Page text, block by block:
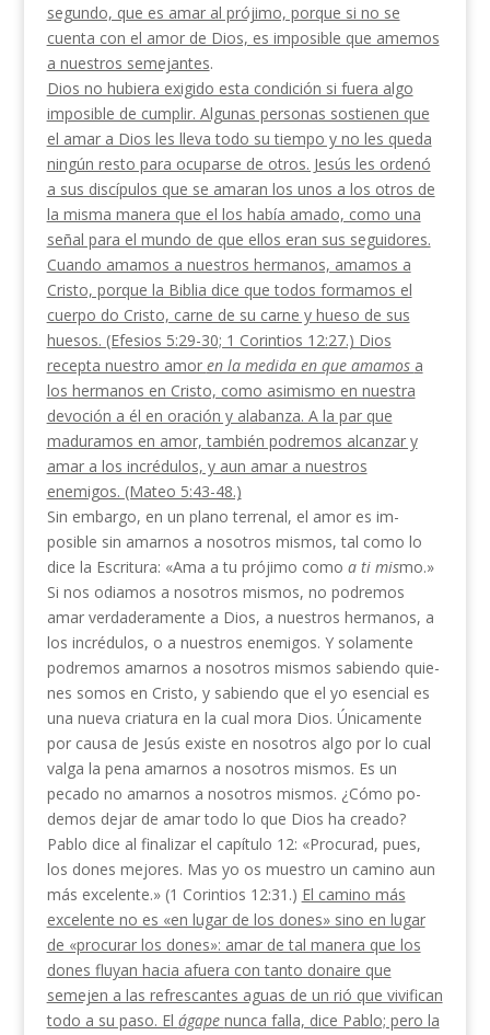
segundo, que es amar al prójimo, porque si no se
cuenta con el amor de Dios, es imposible que amemos
a nuestros semejantes.
Dios no hubiera exigido esta condición si fuera algo
imposible de cumplir. Algunas personas sostienen que
el amar a Dios les lleva todo su tiempo y no les queda
ningún resto para ocuparse de otros. Jesús les ordenó
a sus discípulos que se amaran los unos a los otros de
la misma manera que el los había ama­do, como una
señal para el mundo de que ellos eran sus seguidores.
Cuando amamos a nuestros hermanos, amamos a
Cristo, porque la Biblia dice que todos formamos el
cuerpo do Cristo, carne de su carne y hueso de sus
huesos. (Efesios 5:29-30; 1 Corintios 12:27.) Dios
recepta nuestro amor en la medida en que amamos a
los hermanos en Cristo, como asimismo en nuestra
devoción a él en oración y alabanza. A la par que
maduramos en amor, también podremos al­canzar y
amar a los incrédulos, y aun amar a nuestros
enemigos. (Mateo 5:43-48.)
Sin embargo, en un plano terrenal, el amor es im­
posible sin amarnos a nosotros mismos, tal como lo
dice la Escritura: «Ama a tu prójimo como a ti mis­mo.»
Si nos odiamos a nosotros mismos, no podremos
amar verdaderamente a Dios, a nuestros hermanos, a
los incrédulos, o a nuestros enemigos. Y solamente
podremos amarnos a nosotros mismos sabiendo quie­
nes somos en Cristo, y sabiendo que el yo esencial es
una nueva criatura en la cual mora Dios. Únicamente
por causa de Jesús existe en nosotros algo por lo cual
valga la pena amarnos a nosotros mismos. Es un
pecado no amarnos a nosotros mismos. ¿Cómo po­
demos dejar de amar todo lo que Dios ha creado?
Pablo dice al finalizar el capítulo 12: «Procurad, pues,
los dones mejores. Mas yo os muestro un camino aun
más excelente.» (1 Corintios 12:31.) El camino más
excelente no es «en lugar de los dones» sino en lugar
de «procurar los dones»: amar de tal manera que los
dones fluyan hacia afuera con tanto donaire que
semejen a las refrescantes aguas de un rió que vivifican
todo a su paso. El ágape nunca falla, dice Pablo; pero la